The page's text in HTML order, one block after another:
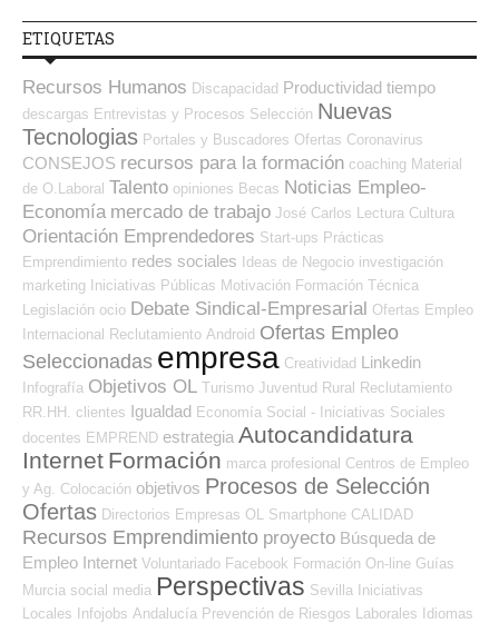
ETIQUETAS
Recursos Humanos Discapacidad Productividad tiempo
descargas Entrevistas y Procesos Selección Nuevas
Tecnologias Portales y Buscadores Ofertas Coronavirus
CONSEJOS recursos para la formación coaching Material
de O.Laboral Talento opiniones Becas Noticias Empleo-
Economía mercado de trabajo José Carlos Lectura Cultura
Orientación Emprendedores Start-ups Prácticas
Emprendimiento redes sociales Ideas de Negocio investigación
marketing Iniciativas Públicas Motivación Formación Técnica
Legislación ocio Debate Sindical-Empresarial Ofertas Empleo
Internacional Reclutamiento Android Ofertas Empleo
Seleccionadas empresa Creatividad Linkedin
Infografía Objetivos OL Turismo Juventud Rural Reclutamiento
RR.HH.
clientes Igualdad Economía Social - Iniciativas Sociales
docentes EMPREND estrategia Autocandidatura
Internet Formación marca profesional Centros de Empleo
y Ag. Colocación objetivos Procesos de Selección
Ofertas Directorios Empresas OL Smartphone CALIDAD
Recursos Emprendimiento proyecto Búsqueda de
Empleo Internet Voluntariado Facebook Formación On-line Guías
Murcia social media Perspectivas Sevilla Iniciativas
Locales Infojobs Andalucía Prevención de Riesgos Laborales Idiomas